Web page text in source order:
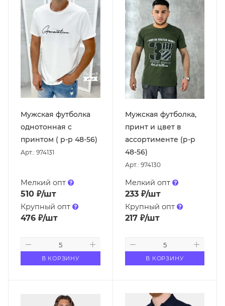
Мужская футболка
однотонная с
принтом ( р-р 48-56)
Арт.: 974131
Мелкий опт
510 ₽/шт
Крупный опт
476 ₽/шт
В КОРЗИНУ
Мужская футболка,
принт и цвет в
ассортименте (р-р
48-56)
Арт.: 974130
Мелкий опт
233₽/шт
Крупный опт
217₽/шт
В КОРЗИНУ